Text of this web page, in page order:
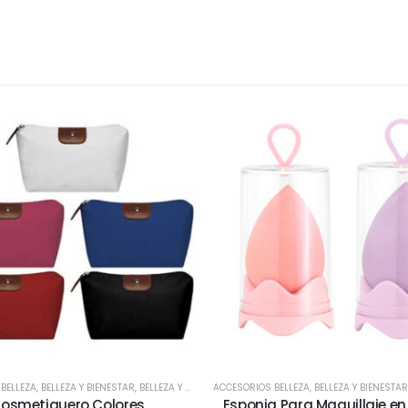
,TODOS, BELLEZA Y BIENESTAR, BELLEZA Y SALUD ,BIENESTAR Y SALUD, DEPORTES Y
ACCESORIOS BELLEZA, BELLEZA Y BIENESTAR